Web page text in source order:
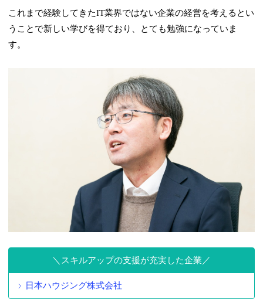
これまで経験してきたIT業界ではない企業の経営を考えるとい
うことで新しい学びを得ており、とても勉強になっていま
す。
スキルアップの支援が充実した企業
日本ハウジング株式会社